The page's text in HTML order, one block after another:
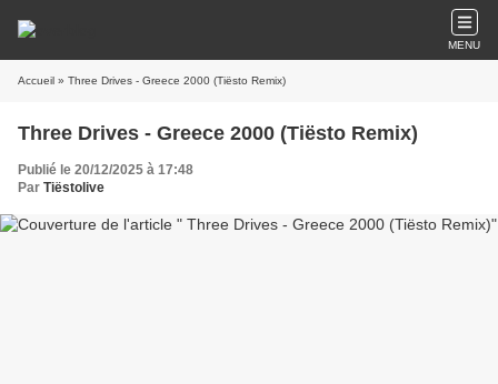
MENU
Accueil » Three Drives - Greece 2000 (Tiësto Remix)
Three Drives - Greece 2000 (Tiësto Remix)
Publié le 20/12/2025 à 17:48
Par Tiëstolive